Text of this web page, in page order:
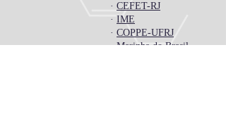
· CEFET-RJ
· IME
· COPPE-UFRJ
·Marinha do Brasil